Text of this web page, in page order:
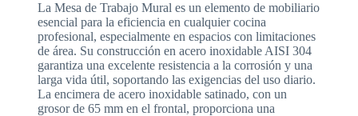
La Mesa de Trabajo Mural es un elemento de mobiliario
esencial para la eficiencia en cualquier cocina
profesional, especialmente en espacios con limitaciones
de área. Su construcción en acero inoxidable AISI 304
garantiza una excelente resistencia a la corrosión y una
larga vida útil, soportando las exigencias del uso diario.
La encimera de acero inoxidable satinado, con un
grosor de 65 mm en el frontal, proporciona una